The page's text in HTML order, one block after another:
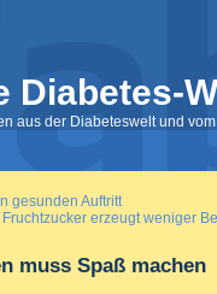
Diabetes-
aus der Diabeteswelt und
gesunden Auftritt
Fruchtzucker erzeugt weniger
muss Spaß machen